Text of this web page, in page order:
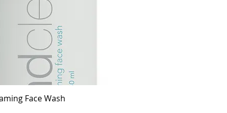
Face Wash